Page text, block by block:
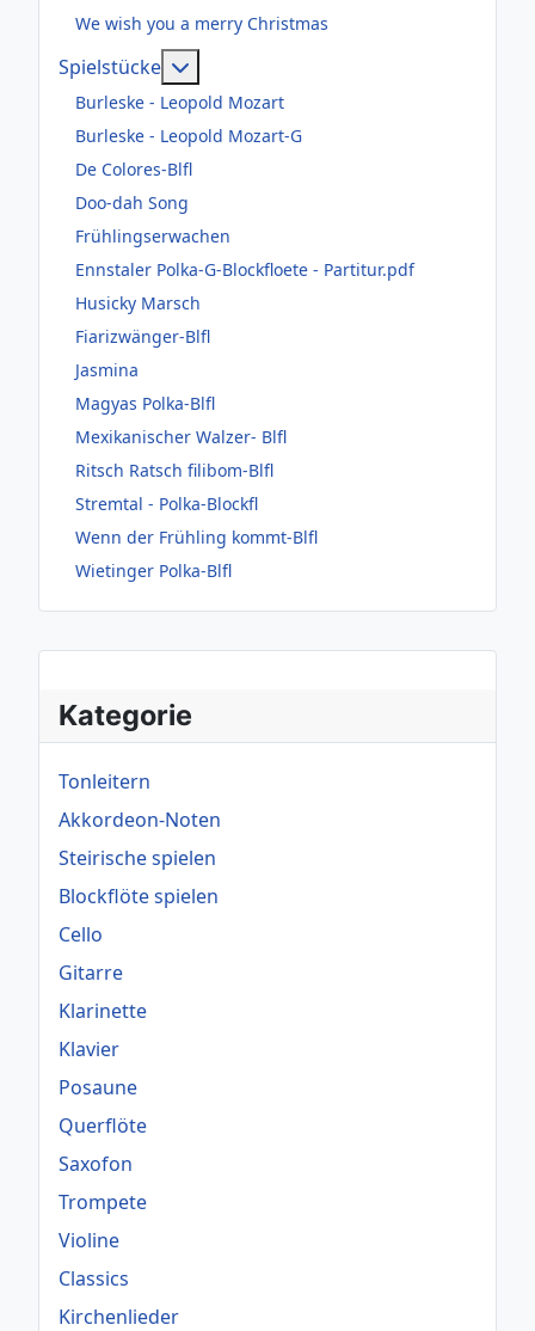
Kategorie
Tonleitern
Akkordeon-Noten
Steirische spielen
Blockflöte spielen
Cello
Gitarre
Klarinette
Klavier
Posaune
Querflöte
Saxofon
Trompete
Violine
Classics
Kirchenlieder
We wish you a merry Christmas
Spielstücke
Burleske - Leopold Mozart
Burleske - Leopold Mozart-G
De Colores-Blfl
Doo-dah Song
Frühlingserwachen
Ennstaler Polka-G-Blockfloete - Partitur.pdf
Husicky Marsch
Fiarizwänger-Blfl
Jasmina
Magyas Polka-Blfl
Mexikanischer Walzer- Blfl
Ritsch Ratsch filibom-Blfl
Stremtal - Polka-Blockfl
Wenn der Frühling kommt-Blfl
Wietinger Polka-Blfl